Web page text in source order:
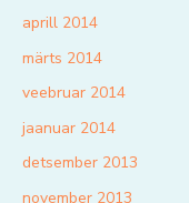
aprill 2014
märts 2014
veebruar 2014
jaanuar 2014
detsember 2013
november 2013